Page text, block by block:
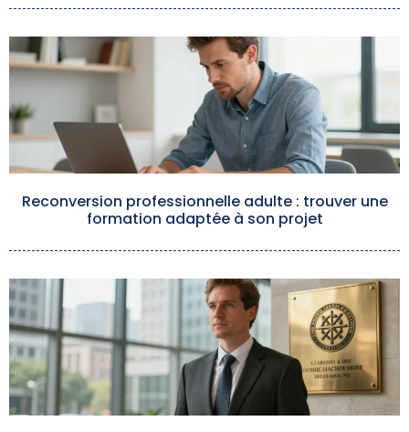
Reconversion professionnelle adulte : trouver une
formation adaptée à son projet